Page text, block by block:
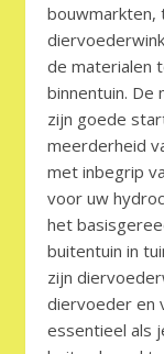
bouwmarkten,
de materialen
binnentuin. De
zijn goede
meerderheid
met inbegrip
voor uw
het
buitentuin in
zijn
diervoeder en
essentieel als